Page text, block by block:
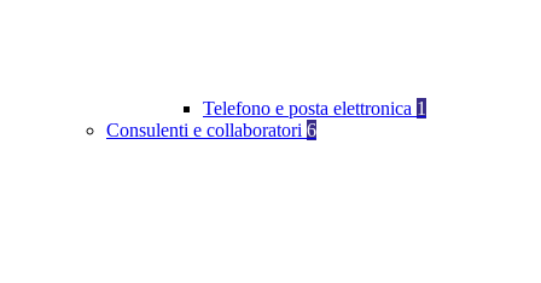
Telefono e posta elettronica 1
Consulenti e collaboratori 6